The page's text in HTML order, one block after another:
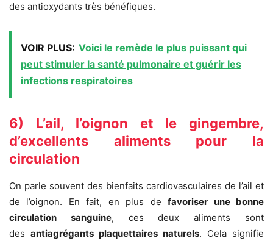
des antioxydants très bénéfiques.
VOIR PLUS: Voici le remède le plus puissant qui
peut stimuler la santé pulmonaire et guérir les
infections respiratoires
6) L’ail, l’oignon et le gingembre,
d’excellents aliments pour la
circulation
On parle souvent des bienfaits cardiovasculaires de l’ail et
de l’oignon. En fait, en plus defavoriser une bonne
circulation sanguine, ces deux aliments sont
des antiagrégants plaquettaires naturels. Cela signifie